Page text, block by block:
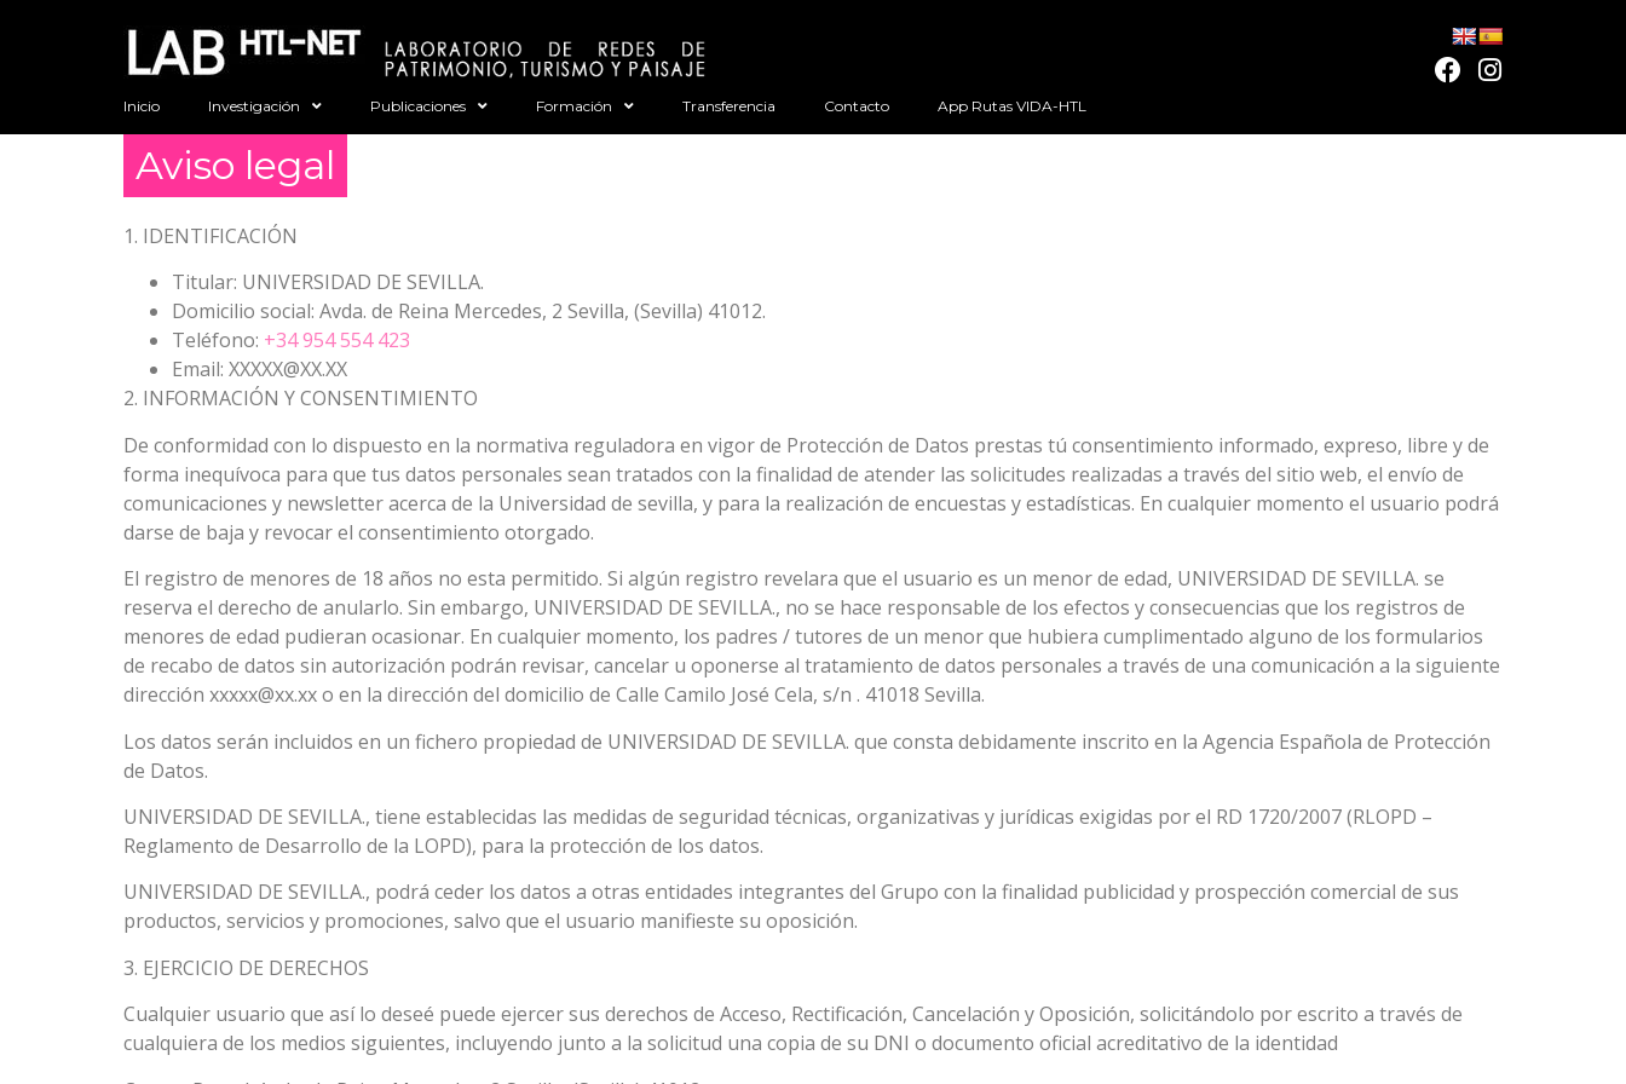
Inicio Investigación Publicaciones Formación Transferencia Contacto App Rutas VIDA-HTL
Aviso legal
1. IDENTIFICACIÓN
Titular: UNIVERSIDAD DE SEVILLA.
Domicilio social: Avda. de Reina Mercedes, 2 Sevilla, (Sevilla) 41012.
Teléfono: +34 954 554 423
Email: XXXXX@XX.XX
2. INFORMACIÓN Y CONSENTIMIENTO
De conformidad con lo dispuesto en la normativa reguladora en vigor de Protección de Datos prestas tú consentimiento informado, expreso, libre y de
forma inequívoca para que tus datos personales sean tratados con la finalidad de atender las solicitudes realizadas a través del sitio web, el envío de
comunicaciones y newsletter acerca de la Universidad de sevilla, y para la realización de encuestas y estadísticas. En cualquier momento el usuario podrá
darse de baja y revocar el consentimiento otorgado.
El registro de menores de 18 años no esta permitido. Si algún registro revelara que el usuario es un menor de edad, UNIVERSIDAD DE SEVILLA. se
reserva el derecho de anularlo. Sin embargo, UNIVERSIDAD DE SEVILLA., no se hace responsable de los efectos y consecuencias que los registros de
menores de edad pudieran ocasionar. En cualquier momento, los padres / tutores de un menor que hubiera cumplimentado alguno de los formularios
de recabo de datos sin autorización podrán revisar, cancelar u oponerse al tratamiento de datos personales a través de una comunicación a la siguiente
dirección xxxxx@xx.xx o en la dirección del domicilio de Calle Camilo José Cela, s/n . 41018 Sevilla.
Los datos serán incluidos en un fichero propiedad de UNIVERSIDAD DE SEVILLA. que consta debidamente inscrito en la Agencia Española de Protección
de Datos.
UNIVERSIDAD DE SEVILLA., tiene establecidas las medidas de seguridad técnicas, organizativas y jurídicas exigidas por el RD 1720/2007 (RLOPD –
Reglamento de Desarrollo de la LOPD), para la protección de los datos.
UNIVERSIDAD DE SEVILLA., podrá ceder los datos a otras entidades integrantes del Grupo con la finalidad publicidad y prospección comercial de sus
productos, servicios y promociones, salvo que el usuario manifieste su oposición.
3. EJERCICIO DE DERECHOS
Cualquier usuario que así lo deseé puede ejercer sus derechos de Acceso, Rectificación, Cancelación y Oposición, solicitándolo por escrito a través de
cualquiera de los medios siguientes, incluyendo junto a la solicitud una copia de su DNI o documento oficial acreditativo de la identidad